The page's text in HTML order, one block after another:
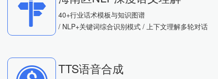
40+行业话术模板与知识图谱
/ NLP+关键词综合识别模式 / 上下文理解多轮对话
TTS语音合成